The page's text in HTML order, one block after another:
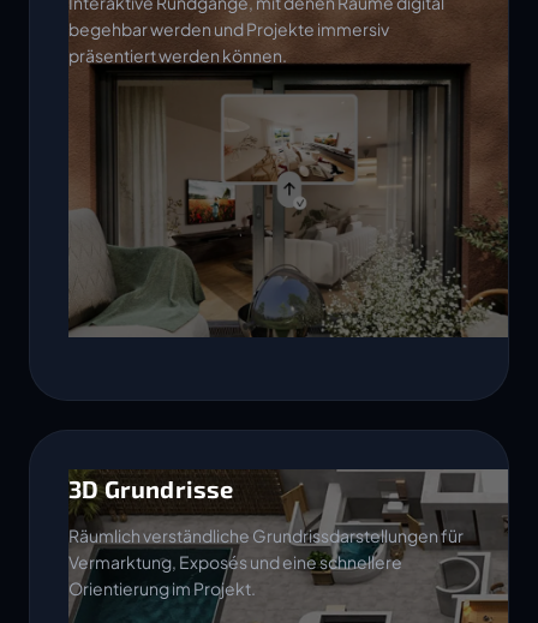
begehbar werden und Projekte immersiv
präsentiert werden können.
3D Grundrisse
Räumlich verständliche Grundrissdarstellungen für
Vermarktung, Exposés und eine schnellere
Orientierung im Projekt.